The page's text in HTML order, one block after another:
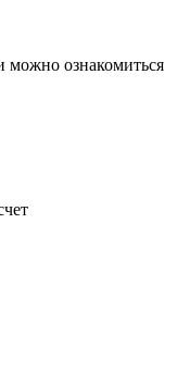
можно ознакомиться